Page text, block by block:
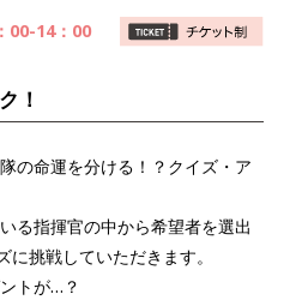
00-14：00
！
の命運を分ける！？クイズ・ア
る指揮官の中から希望者を選出
に挑戦していただきます。
トが…？